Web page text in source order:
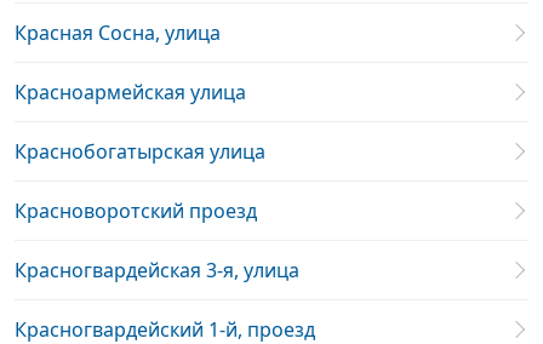
Красная Сосна, улица
Красноармейская улица
Краснобогатырская улица
Красноворотский проезд
Красногвардейская 3-я, улица
Красногвардейский 1-й, проезд